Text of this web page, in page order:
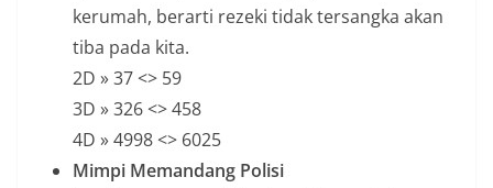
kerumah, berarti rezeki tidak tersangka akan
tiba pada kita.
2D » 37 <> 59
3D » 326 <> 458
4D » 4998 <> 6025
Mimpi Memandang Polisi